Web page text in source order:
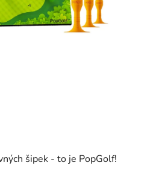
šipek - to je PopGolf!